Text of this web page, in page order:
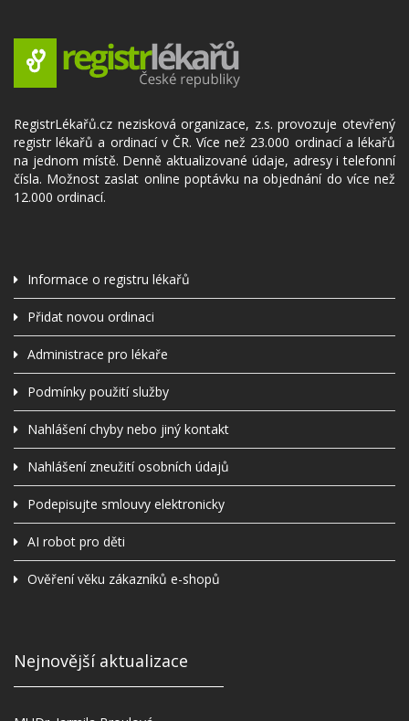
RegistrLékařů.cz nezisková organizace, z.s. provozuje otevřený
registr lékařů a ordinací v ČR. Více než 23.000 ordinací a lékařů
na jednom místě. Denně aktualizované údaje, adresy i telefonní
čísla. Možnost zaslat online poptávku na objednání do více než
12.000 ordinací.
Informace o registru lékařů
Přidat novou ordinaci
Administrace pro lékaře
Podmínky použití služby
Nahlášení chyby nebo jiný kontakt
Nahlášení zneužití osobních údajů
Podepisujte smlouvy elektronicky
AI robot pro děti
Ověření věku zákazníků e-shopů
Nejnovější aktualizace